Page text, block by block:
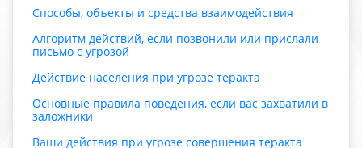
Способы, объекты и средства взаимодействия
Алгоритм действий, если позвонили или прислали
письмо с угрозой
Действие населения при угрозе теракта
Основные правила поведения, если вас захватили в
заложники
Ваши действия при угрозе совершения теракта